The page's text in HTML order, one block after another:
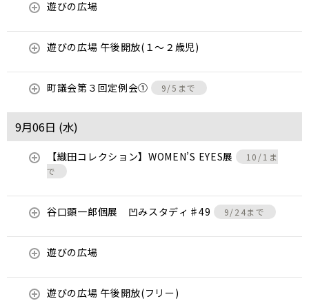
遊びの広場
遊びの広場 午後開放(１～２歳児)
町議会第３回定例会① 9/5まで
9月06日 (水)
【織田コレクション】WOMEN’S EYES展
10/1ま
で
谷口顕一郎個展 凹みスタディ♯49 9/24まで
遊びの広場
遊びの広場 午後開放(フリー)